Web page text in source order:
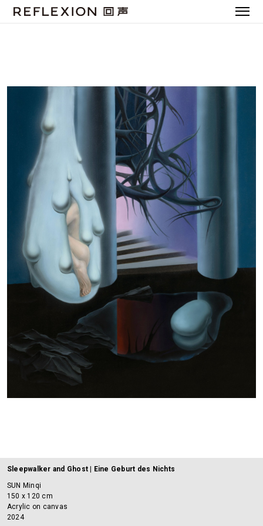
Sleepwalker and Ghost | Eine Geburt des Nichts
SUN Minqi
150 x 120 cm
Acrylic on canvas
2024